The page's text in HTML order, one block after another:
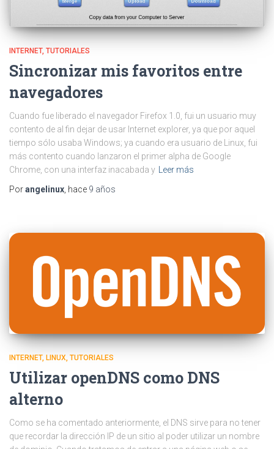
INTERNET TUTORIALES
Sincronizar mis favoritos entre
navegadores
Cuando fue liberado el navegador Firefox 1.0, fui un usuario muy
contento de al fin dejar de usar Internet explorer, ya que por aquel
tiempo sólo usaba Windows; ya cuando era usuario de Linux, fui
más contento cuando lanzaron el primer alpha de Google
Chrome, con una interfaz inacabada y
Leer más
Porangelinux , hace 9 años
INTERNET LINUX TUTORIALES
Utilizar openDNS como DNS
alterno
Como se ha comentado anteriormente, el DNS sirve para no tener
que recordar la dirección IP de un sitio al poder utilizar un nombre